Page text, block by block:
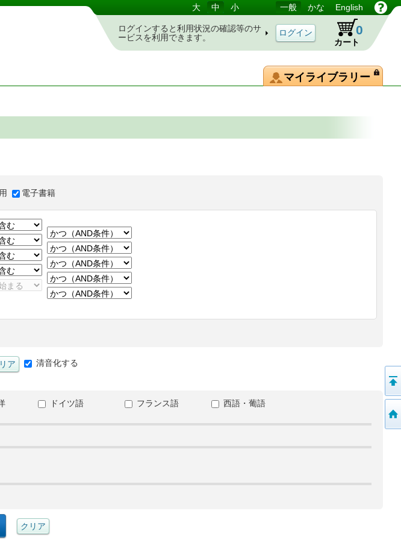
大 中 小 一般 かな English
ログインすると利用状況の確認等のサ
ービスを利用できます。
カート
0
マイライブラリー
電子書籍
清音化する
ドイツ語 フランス語
西語・葡語